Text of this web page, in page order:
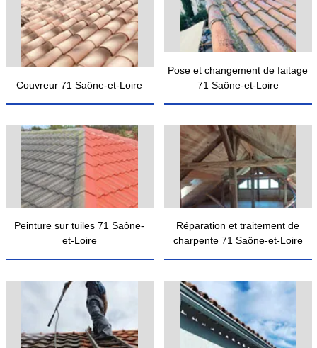
Couvreur 71 Saône-et-Loire
Pose et changement de faitage
71 Saône-et-Loire
Peinture sur tuiles 71 Saône-
et-Loire
Réparation et traitement de
charpente 71 Saône-et-Loire